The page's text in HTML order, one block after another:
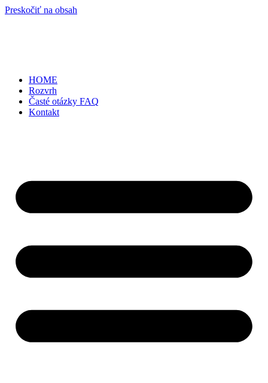
Preskočiť na obsah
HOME
Rozvrh
Časté otázky FAQ
Kontakt